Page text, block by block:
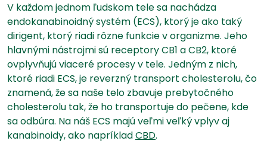
V každom jednom ľudskom tele sa nachádza
endokanabinoidný systém (ECS), ktorý je ako taký
dirigent, ktorý riadi rôzne funkcie v organizme. Jeho
hlavnými nástrojmi sú receptory CB1 a CB2, ktoré
ovplyvňujú viaceré procesy v tele. Jedným z nich,
ktoré riadi ECS, je reverzný transport cholesterolu, čo
znamená, že sa naše telo zbavuje prebytočného
cholesterolu tak, že ho transportuje do pečene, kde
sa odbúra. Na náš ECS majú veľmi veľký vplyv aj
kanabinoidy, ako napríkladCBD.